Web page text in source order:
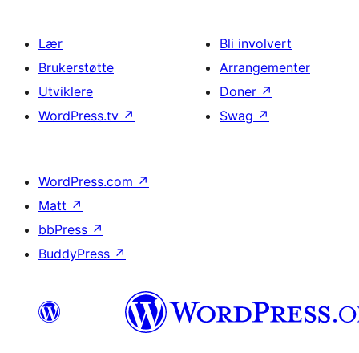
Lær
Brukerstøtte
Utviklere
WordPress.tv ↗
Bli involvert
Arrangementer
Doner ↗
Swag ↗
WordPress.com ↗
Matt ↗
bbPress ↗
BuddyPress ↗